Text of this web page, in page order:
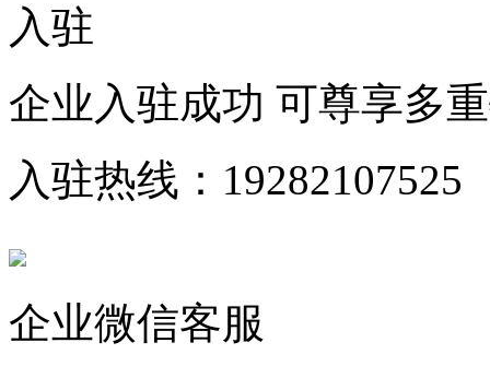
入驻
企业入驻成功 可尊享多
入驻热线：19282107525
企业微信客服